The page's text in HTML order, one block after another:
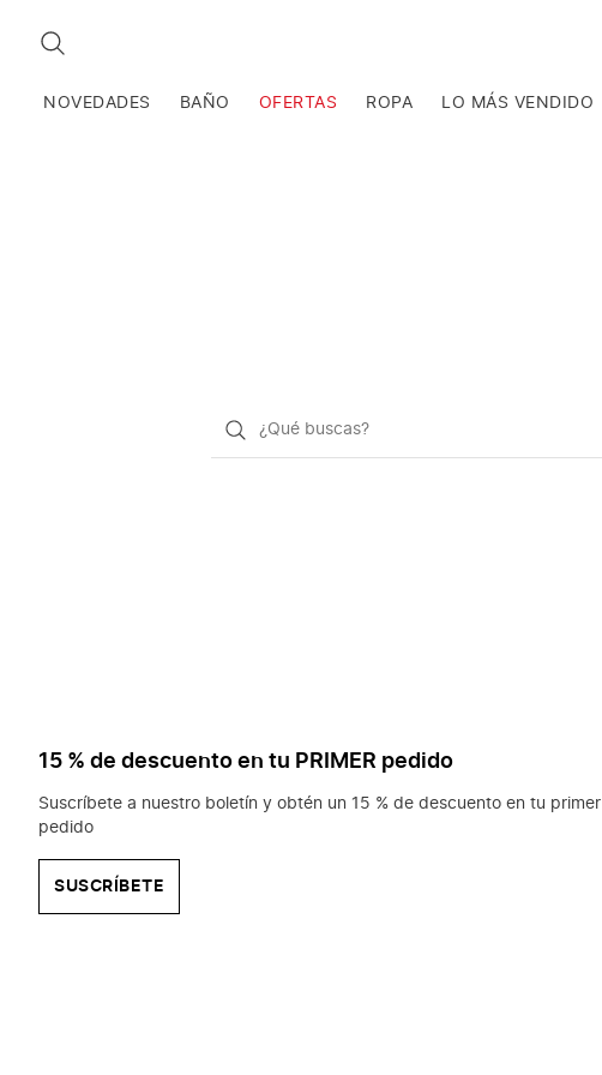
BUSCAR
NOVEDADES BAÑO OFERTAS ROPA LO MÁS VENDIDO
¿Qué
15 % de descuento en tu PRIMER pedido
Suscríbete a nuestro boletín y obtén un 15 % de descuento en tu primer
pedido
SUSCRÍBETE